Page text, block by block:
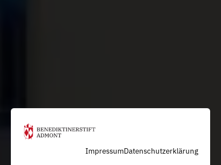
ImpressumDatenschutzerklärung